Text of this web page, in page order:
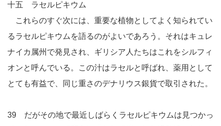
十五 ラセルピキウム
これらのすぐ次には、重要な植物としてよく知られてい
るラセルピキウムを語るのがよいであろう。それはキュレ
ナイカ属州で発見され、ギリシア人たちはこれをシルフィ
オンと呼んでいる。この汁はラセルと呼ばれ、薬用として
とても有益で、同じ重さのデナリウス銀貨で取引された。
39 だがその地で最近しばらくラセルピキウムは見つかっ